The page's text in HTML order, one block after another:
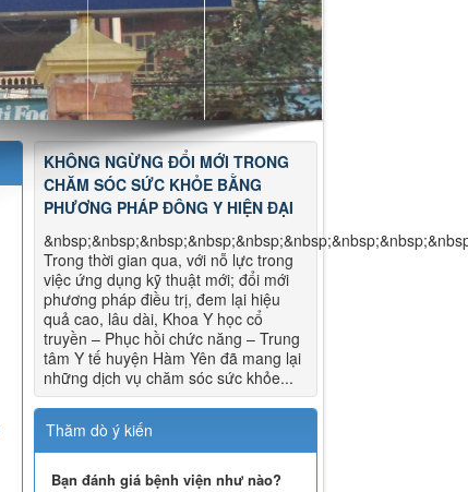
KHÔNG NGỪNG ĐỔI MỚI TRONG
CHĂM SÓC SỨC KHỎE BẰNG
PHƯƠNG PHÁP ĐÔNG Y HIỆN ĐẠI
Trong thời gian qua, với nỗ lực trong
việc ứng dụng kỹ thuật mới; đổi mới
phương pháp điều trị, đem lại hiệu
quả cao, lâu dài, Khoa Y học cổ
truyền – Phục hồi chức năng – Trung
tâm Y tế huyện Hàm Yên đã mang lại
những dịch vụ chăm sóc sức khỏe...
Thăm dò ý kiến
Bạn đánh giá bệnh viện như nào?